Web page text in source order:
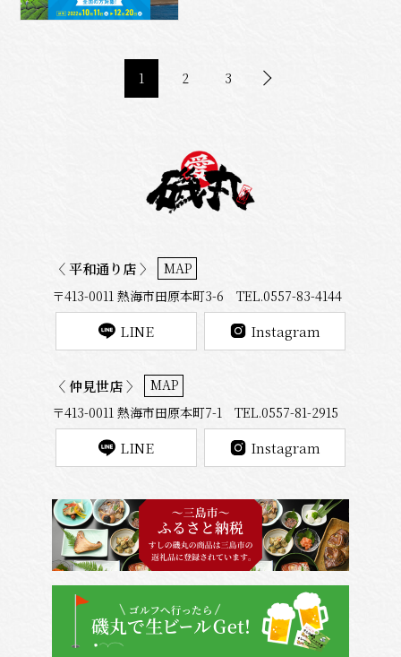
1 2 3
〈 平和通り店 〉
MAP
〒413-0011 熱海市田原本町3-6 TEL.0557-83-4144
LINE Instagram
〈 仲見世店 〉
MAP
〒413-0011 熱海市田原本町7-1 TEL.0557-81-2915
LINE Instagram